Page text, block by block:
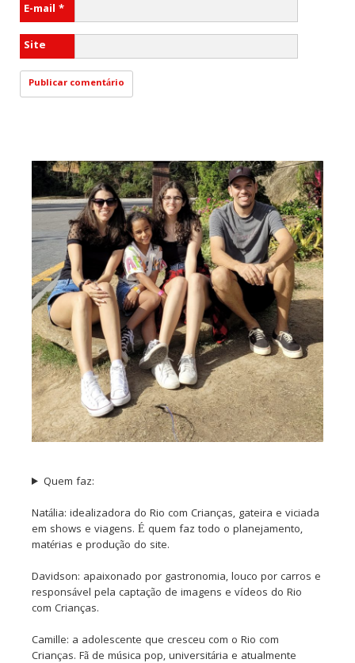
E-mail *
Site
Quem faz:
Natália: idealizadora do Rio com Crianças, gateira e viciada
em shows e viagens. É quem faz todo o planejamento,
matérias e produção do site.
Davidson: apaixonado por gastronomia, louco por carros e
responsável pela captação de imagens e vídeos do Rio
com Crianças.
Camille: a adolescente que cresceu com o Rio com
Crianças. Fã de música pop, universitária e atualmente